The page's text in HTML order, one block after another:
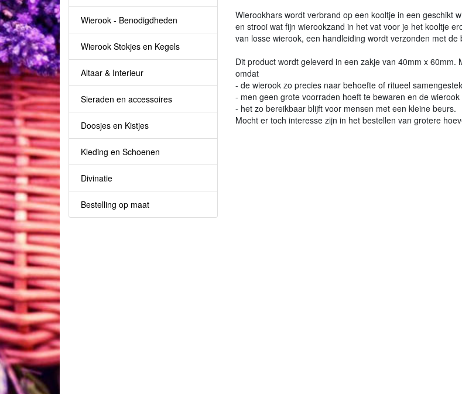
Wierook - Benodigdheden
Wierook Stokjes en Kegels
Altaar & Interieur
Sieraden en accessoires
Doosjes en Kistjes
Kleding en Schoenen
Divinatie
Bestelling op maat
Wierookhars wordt verbrand op een kooltje in een geschikt
en strooi wat fijn wierookzand in het vat voor je het kooltje
van losse wierook, een handleiding wordt verzonden met de
Dit product wordt geleverd in een zakje van 40mm x
omdat
- de wierook zo precies naar behoefte of ritueel
- men geen grote voorraden hoeft te bewaren en de wierook
- het zo bereikbaar blijft voor mensen met een kleine beurs.
Mocht er toch interesse zijn in het bestellen van grotere